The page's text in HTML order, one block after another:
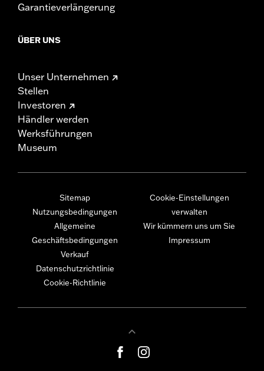
Garantieverlängerung
ÜBER UNS
Unser Unternehmen
Stellen
Investoren
Händler werden
Werksführungen
Museum
Sitemap
Nutzungsbedingungen
Allgemeine
Geschäftsbedingungen
Verkauf
Datenschutzrichtlinie
Cookie-Richtlinie
Cookie-Einstellungen
verwalten
Wir kümmern uns um Sie
Impressum